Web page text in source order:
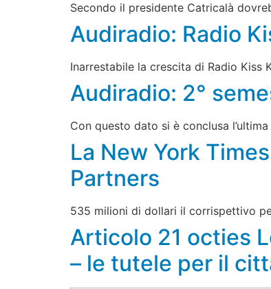
Secondo il presidente Catricalà
Audiradio: Radio
Inarrestabile la crescita di Radio Kiss
Audiradio: 2°
Con questo dato si è conclusa
La New York
Partners
535 milioni di dollari il corrispettivo
Articolo 21 octies
– le tutele per il